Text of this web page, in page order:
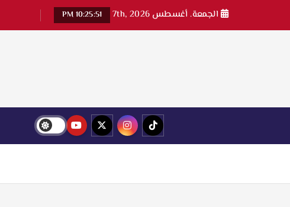
الجمعة. أغسطس 7th, 2026 10:25:52 PM